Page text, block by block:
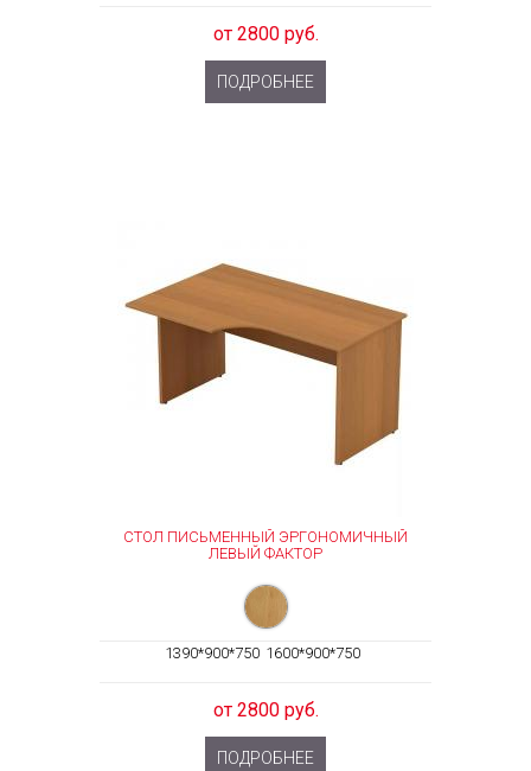
от 2800 руб.
ПОДРОБНЕЕ
СТОЛ ПИСЬМЕННЫЙ ЭРГОНОМИЧНЫЙ
ЛЕВЫЙ ФАКТОР
1390*900*750 1600*900*750
от 2800 руб.
ПОДРОБНЕЕ